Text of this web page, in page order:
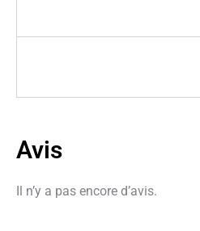
Avis
Il n’y a pas encore d’avis.